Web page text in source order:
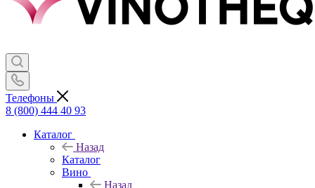
Телефоны
8 (800) 444 40 93
Каталог
Назад
Каталог
Вино
Назад